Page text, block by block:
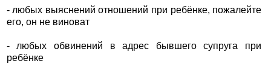
- любых выяснений отношений при ребёнке, пожалейте
его, он не виноват
- любых обвинений в адрес бывшего супруга при
ребёнке